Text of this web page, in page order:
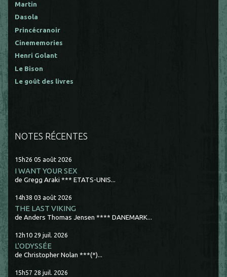
Martin
Dasola
Princécranoir
Cinememories
Henri Golant
Le Bison
Le goût des livres
NOTES RÉCENTES
15h26 05 août 2026
I WANT YOUR SEX
de Gregg Araki *** ETATS-UNIS...
14h38 03 août 2026
THE LAST VIKING
de Anders Thomas Jensen **** DANEMARK...
12h10 29 juil. 2026
L'ODYSSÉE
de Christopher Nolan ***(*)...
15h57 28 juil. 2026